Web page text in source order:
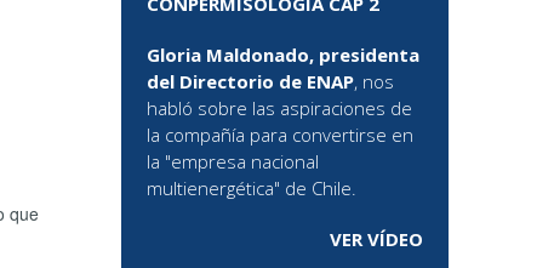
que
Gloria Maldonado, presidenta
del Directorio de ENAP, nos
habló sobre las aspiraciones de
la compañía para convertirse en
la "empresa nacional
multienergética" de Chile.
VER VÍDEO